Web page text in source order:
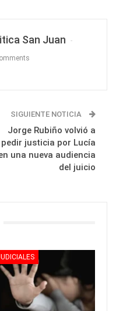
San Juan
SIGUIENTE NOTICIA
Jorge Rubiño volvió a
pedir justicia por Lucía
una nueva audiencia
del juicio